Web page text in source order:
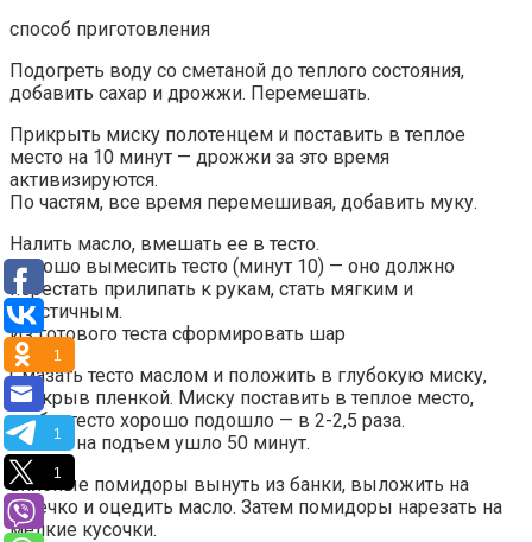
способ приготовления
Подогреть воду со сметаной до теплого состояния,
добавить сахар и дрожжи. Перемешать.
Прикрыть миску полотенцем и поставить в теплое
место на 10 минут — дрожжи за это время
активизируются.
По частям, все время перемешивая, добавить муку.
Налить масло, вмешать ее в тесто.
Хорошо вымесить тесто (минут 10) — оно должно
перестать прилипать к рукам, стать мягким и
эластичным.
Из готового теста сформировать шар
Смазать тесто маслом и положить в глубокую миску,
прикрыв пленкой. Миску поставить в теплое место,
чтобы тесто хорошо подошло — в 2-2,5 раза.
У меня на подъем ушло 50 минут.
Вяленые помидоры вынуть из банки, выложить на
ситечко и оцедить масло. Затем помидоры нарезать на
мелкие кусочки.
1
1
1